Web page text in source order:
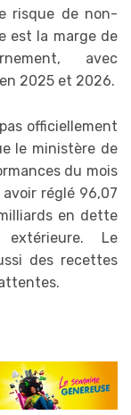
risque de non-
est la marge de
avec
2025 et 2026.
officiellement
le ministère de
du mois
réglé 96,07
en dette
Le
des recettes